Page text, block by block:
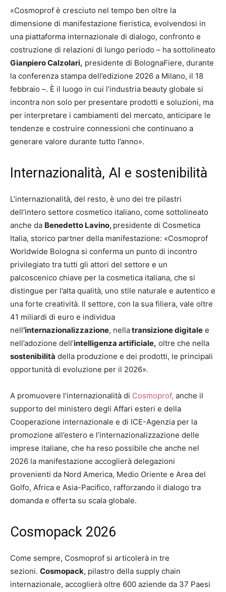
«Cosmoprof è cresciuto nel tempo ben oltre la
dimensione di manifestazione fieristica, evolvendosi in
una piattaforma internazionale di dialogo, confronto e
costruzione di relazioni di lungo periodo – ha sottolineato
Gianpiero Calzolari, presidente di BolognaFiere, durante
la conferenza stampa dell’edizione 2026 a Milano, il 18
febbraio –. È il luogo in cui l’industria beauty globale si
incontra non solo per presentare prodotti e soluzioni, ma
per interpretare i cambiamenti del mercato, anticipare le
tendenze e costruire connessioni che continuano a
generare valore durante tutto l’anno».
Internazionalità, AI e sostenibilità
L’internazionalità, del resto, è uno dei tre pilastri
dell’intero settore cosmetico italiano, come sottolineato
anche da Benedetto Lavino, presidente di Cosmetica
Italia, storico partner della manifestazione: «Cosmoprof
Worldwide Bologna si conferma un punto di incontro
privilegiato tra tutti gli attori del settore e un
palcoscenico chiave per la cosmetica italiana, che si
distingue per l’alta qualità, uno stile naturale e autentico e
una forte creatività. Il settore, con la sua filiera, vale oltre
41 miliardi di euro e individua
nell’internazionalizzazione, nellatransizione digitale e
nell’adozione dell’intelligenza artificiale, oltre che nella
sostenibilità della produzione e dei prodotti, le principali
opportunità di evoluzione per il 2026».
A promuovere l’internazionalità di Cosmoprof, anche il
supporto del ministero degli Affari esteri e della
Cooperazione internazionale e di ICE-Agenzia per la
promozione all’estero e l’internazionalizzazione delle
imprese italiane, che ha reso possibile che anche nel
2026 la manifestazione accoglierà delegazioni
provenienti da Nord America, Medio Oriente e Area del
Golfo, Africa e Asia-Pacifico, rafforzando il dialogo tra
domanda e offerta su scala globale.
Cosmopack 2026
Come sempre, Cosmoprof si articolerà in tre
sezioni. Cosmopack, pilastro della supply chain
internazionale, accoglierà oltre 600 aziende da 37 Paesi